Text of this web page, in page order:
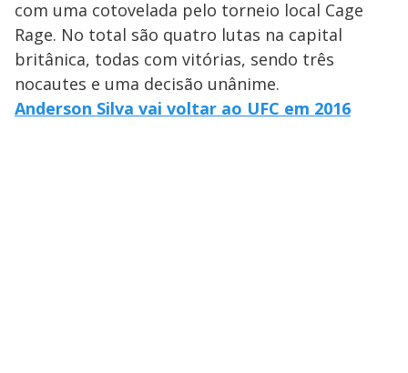
com uma cotovelada pelo torneio local Cage
Rage. No total são quatro lutas na capital
britânica, todas com vitórias, sendo três
nocautes e uma decisão unânime.
Anderson Silva vai voltar ao UFC em 2016